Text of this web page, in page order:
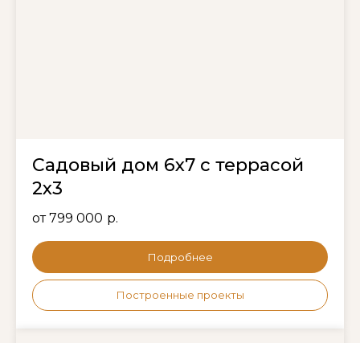
Садовый дом 6х7 с террасой
2х3
от 799 000 р.
Подробнее
Построенные проекты